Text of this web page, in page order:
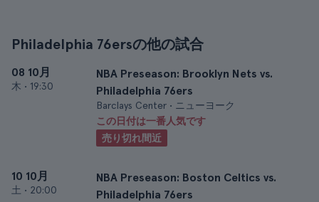
Philadelphia 76ersの他の試合
08 10月
木 • 19:30
NBA Preseason: Brooklyn Nets vs.
Philadelphia 76ers
Barclays Center • ニューヨーク
この日付は一番人気です
売り切れ間近
10 10月
土 • 20:00
NBA Preseason: Boston Celtics vs.
Philadelphia 76ers